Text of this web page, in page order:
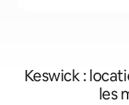
Keswick :
les